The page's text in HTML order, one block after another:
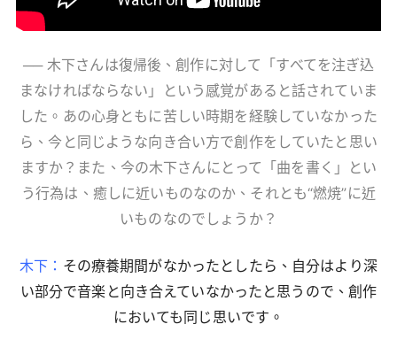
── 木下さんは復帰後、創作に対して「すべてを注ぎ込
まなければならない」という感覚があると話されていま
した。あの心身ともに苦しい時期を経験していなかった
ら、今と同じような向き合い方で創作をしていたと思い
ますか？また、今の木下さんにとって「曲を書く」とい
う行為は、癒しに近いものなのか、それとも“燃焼”に近
いものなのでしょうか？
木下： その療養期間がなかったとしたら、自分はより深
い部分で音楽と向き合えていなかったと思うので、創作
においても同じ思いです。